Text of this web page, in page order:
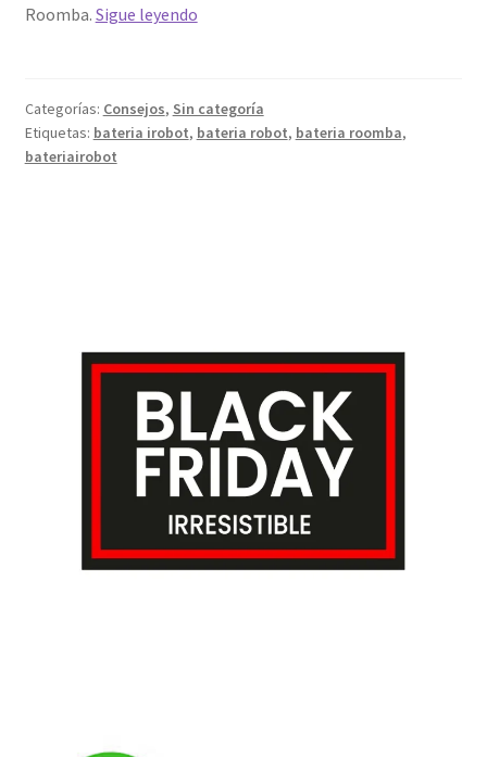
Roomba. Sigue leyendoCómo
útil
Categorías: Consejos, Sin categoría
Etiquetas: bateria irobot, bateria robot, bateria roomba,
bateriairobot